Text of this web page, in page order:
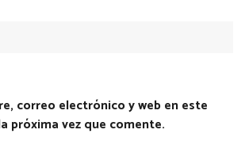
correo electrónico y web en este
próxima vez que comente.